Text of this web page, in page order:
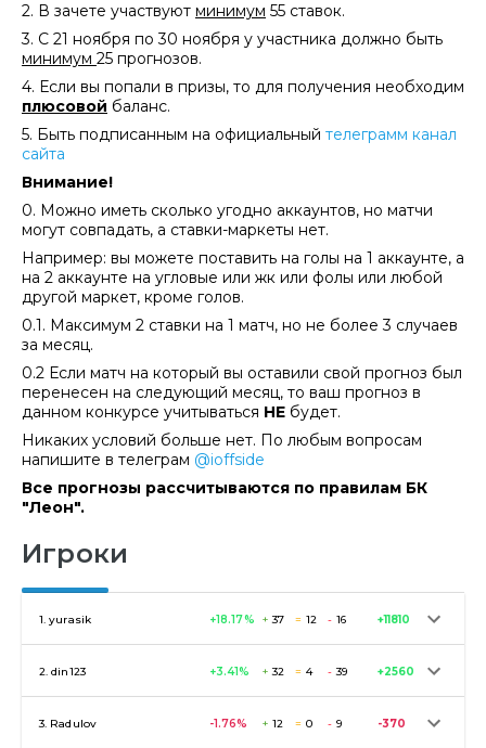
2. В зачете участвуют минимум 55 ставок.
3. С 21 ноября по 30 ноября у участника должно быть
минимум 25 прогнозов.
4. Если вы попали в призы, то для получения необходим
плюсовой баланс.
5. Быть подписанным на официальный телеграмм канал
сайта
Внимание!
0. Можно иметь сколько угодно аккаунтов, но матчи
могут совпадать, а ставки-маркеты нет.
Например: вы можете поставить на голы на 1 аккаунте, а
на 2 аккаунте на угловые или жк или фолы или любой
другой маркет, кроме голов.
0.1. Максимум 2 ставки на 1 матч, но не более 3 случаев
за месяц.
0.2 Если матч на который вы оставили свой прогноз был
перенесен на следующий месяц, то ваш прогноз в
данном конкурсе учитываться НЕ будет.
Никаких условий больше нет. По любым вопросам
напишите в телеграм @ioffside
Все прогнозы рассчитываются по правилам БК
"Леон".
Игроки
1.yurasik +18.17% + 37 = 12 - 16 +11810
2.din123 +3.41% + 32 = 4 - 39 +2560
3. Radulov -1.76% + 12 = 0 - 9 -370